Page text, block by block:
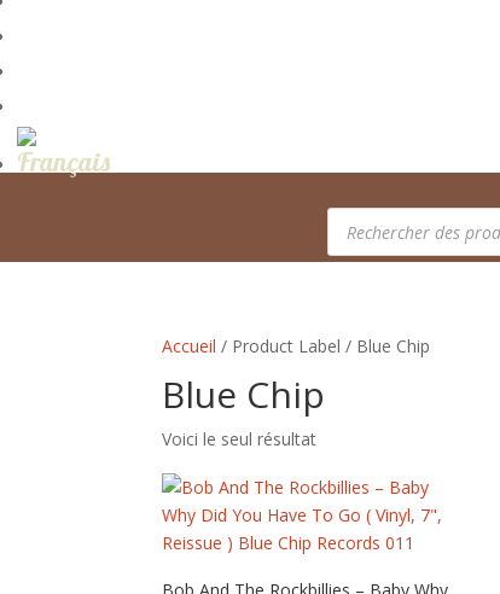
Recherche
produits
Accueil / Product Label / Blue Chip
Blue Chip
Voici le seul résultat